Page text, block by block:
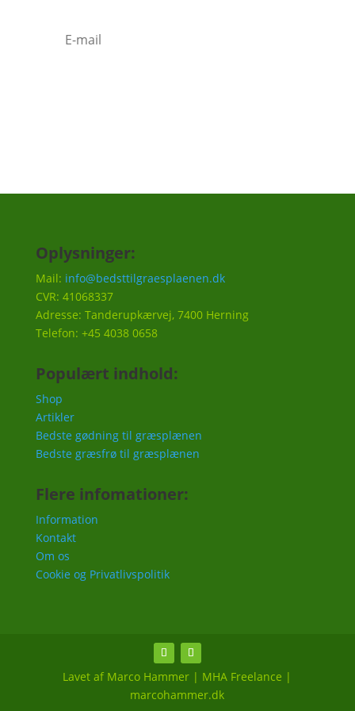
Oplysninger:
Mail: info@bedsttilgraesplaenen.dk
CVR: 41068337
Adresse: Tanderupkærvej, 7400 Herning
Telefon: +45 4038 0658
Populært indhold:
Shop
Artikler
Bedste gødning til græsplænen
Bedste græsfrø til græsplænen
Flere infomationer:
Information
Kontakt
Om os
Cookie og Privatlivspolitik
Lavet af Marco Hammer | MHA Freelance |
marcohammer.dk